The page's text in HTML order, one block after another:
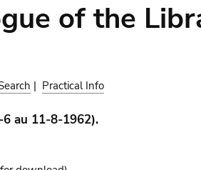
of the
| Practical Info
au 11-8-1962).